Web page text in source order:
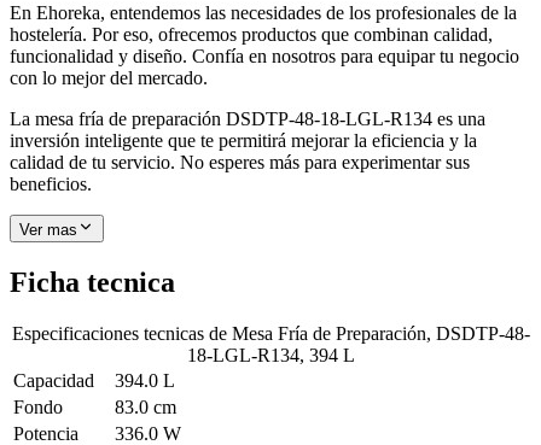
En Ehoreka, entendemos las necesidades de los profesionales de la
hostelería. Por eso, ofrecemos productos que combinan calidad,
funcionalidad y diseño. Confía en nosotros para equipar tu negocio
con lo mejor del mercado.
La mesa fría de preparación DSDTP-48-18-LGL-R134 es una
inversión inteligente que te permitirá mejorar la eficiencia y la
calidad de tu servicio. No esperes más para experimentar sus
beneficios.
Ver mas
Ficha tecnica
Especificaciones tecnicas de Mesa Fría de Preparación, DSDTP-48-
18-LGL-R134, 394 L
Capacidad
394.0 L
Fondo
83.0 cm
Potencia
336.0 W